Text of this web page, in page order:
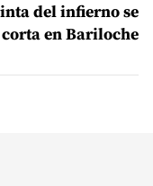
del infierno se
corta en Bariloche